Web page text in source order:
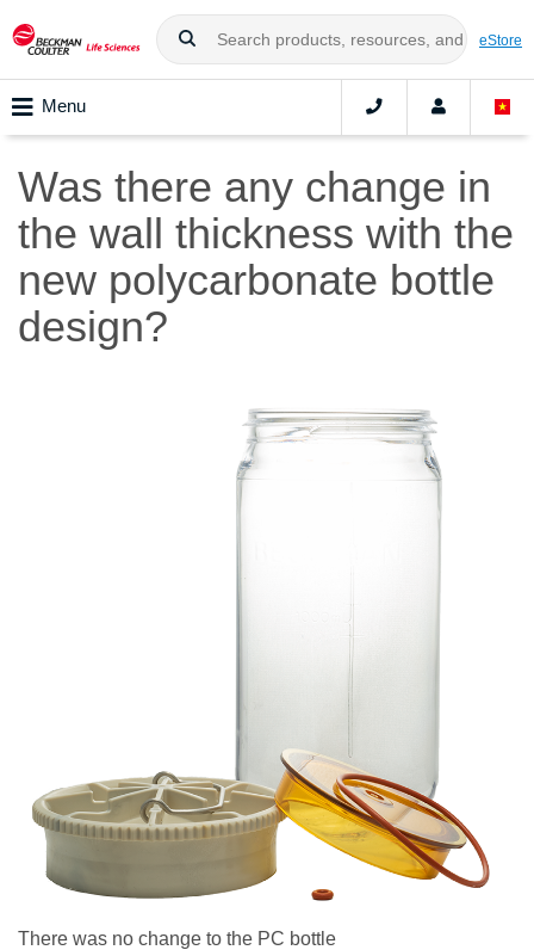
eStore
Menu
Was there any change in
the wall thickness with the
new polycarbonate bottle
design?
There was no change to the PC bottle